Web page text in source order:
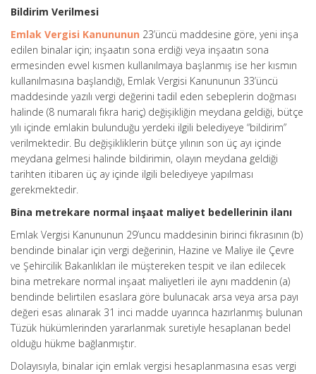
Bildirim Verilmesi
Emlak Vergisi Kanununun 23’üncü maddesine göre, yeni inşa
edilen binalar için; inşaatın sona erdiği veya inşaatın sona
ermesinden evvel kısmen kullanılmaya başlanmış ise her kısmın
kullanılmasına başlandığı, Emlak Vergisi Kanununun 33’üncü
maddesinde yazılı vergi değerini tadil eden sebeplerin doğması
halinde (8 numaralı fıkra hariç) değişikliğin meydana geldiği, bütçe
yılı içinde emlakin bulunduğu yerdeki ilgili belediyeye “bildirim”
verilmektedir. Bu değişikliklerin bütçe yılının son üç ayı içinde
meydana gelmesi halinde bildirimin, olayın meydana geldiği
tarihten itibaren üç ay içinde ilgili belediyeye yapılması
gerekmektedir.
Bina metrekare normal inşaat maliyet bedellerinin ilanı
Emlak Vergisi Kanununun 29’uncu maddesinin birinci fıkrasının (b)
bendinde binalar için vergi değerinin, Hazine ve Maliye ile Çevre
ve Şehircilik Bakanlıkları ile müştereken tespit ve ilan edilecek
bina metrekare normal inşaat maliyetleri ile aynı maddenin (a)
bendinde belirtilen esaslara göre bulunacak arsa veya arsa payı
değeri esas alınarak 31 inci madde uyarınca hazırlanmış bulunan
Tüzük hükümlerinden yararlanmak suretiyle hesaplanan bedel
olduğu hükme bağlanmıştır.
Dolayısıyla, binalar için emlak vergisi hesaplanmasına esas vergi